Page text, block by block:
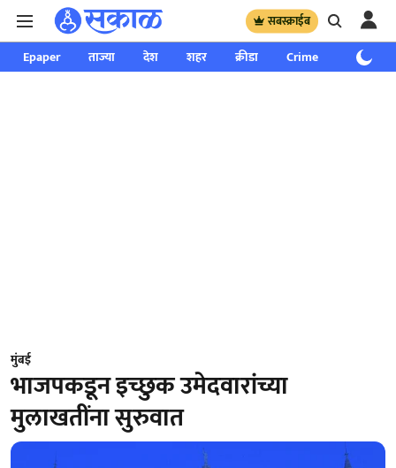
सबस्क्राईब
Epaper ताज्या देश शहर क्रीडा Crime साप्ताहिक
मुंबई
भाजपकडून इच्छुक उमेदवारांच्या
मुलाखतींना सुरुवात